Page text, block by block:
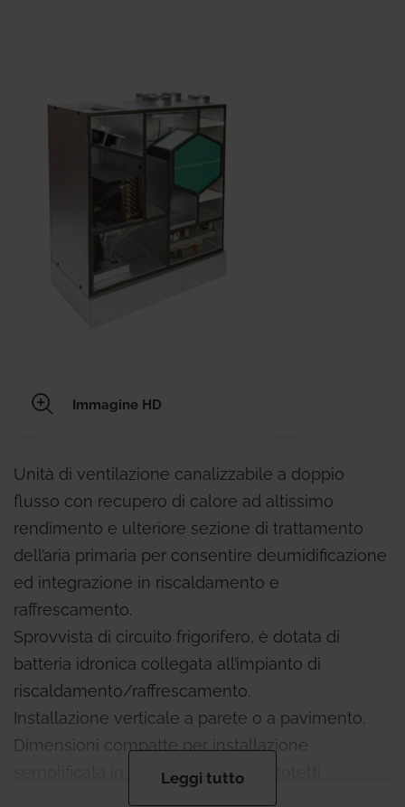
Immagine HD
Unità di ventilazione canalizzabile a doppio
flusso con recupero di calore ad altissimo
rendimento e ulteriore sezione di trattamento
dell’aria primaria per consentire deumidificazione
ed integrazione in riscaldamento e
raffrescamento.
Sprovvista di circuito frigorifero, è dotata di
batteria idronica collegata all’impianto di
riscaldamento/raffrescamento.
Installazione verticale a parete o a pavimento.
Dimensioni compatte per installazione
semplificata in vani tecnici o in sottotetti.
Con scambiatore di calore statico entalpico per
Leggi tutto